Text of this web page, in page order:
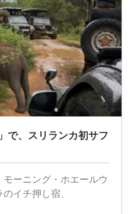
で、スリランカ初サフ
ーニング・ホエールウ
イチ押し宿、